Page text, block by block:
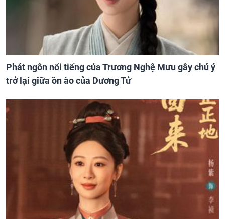
Phát ngôn nổi tiếng của Trương Nghệ Mưu gây chú ý
trở lại giữa ồn ào của Dương Tử